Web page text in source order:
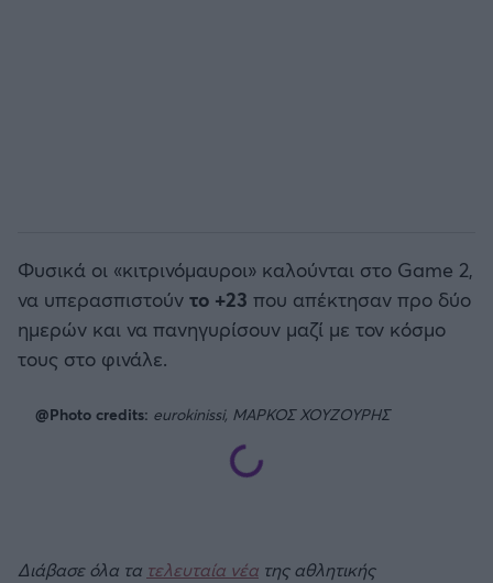
Φυσικά οι «κιτρινόμαυροι» καλούνται στο Game 2,
να υπερασπιστούν το +23 που απέκτησαν προ δύο
ημερών και να πανηγυρίσουν μαζί με τον κόσμο
τους στο φινάλε.
@Photo credits: eurokinissi, ΜΑΡΚΟΣ ΧΟΥΖΟΥΡΗΣ
Διάβασε όλα τα τελευταία νέα της αθλητικής